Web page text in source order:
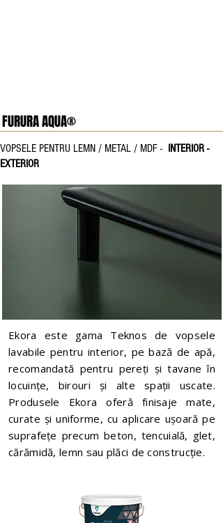
FURURA AQUA®
VOPSELE PENTRU LEMN / METAL / MDF - INTERIOR -
EXTERIOR
Ekora este gama Teknos de vopsele
lavabile pentru interior, pe bază de apă,
recomandată pentru pereți și tavane în
locuințe, birouri și alte spații uscate.
Produsele Ekora oferă finisaje mate,
curate și uniforme, cu aplicare ușoară pe
suprafețe precum beton, tencuială, glet,
cărămidă, lemn sau plăci de construcție.